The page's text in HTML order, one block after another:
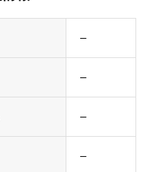
–
–
–
–